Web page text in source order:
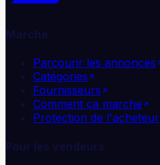
Marché
Parcourir les annonces
Catégories
Fournisseurs
Comment ça marche
Protection de l'acheteur
Pour les vendeurs